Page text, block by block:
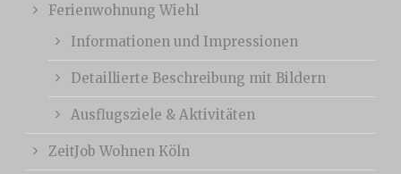
Ferienwohnung Wiehl
Informationen und Impressionen
Detaillierte Beschreibung mit Bildern
Ausflugsziele & Aktivitäten
ZeitJob Wohnen Köln